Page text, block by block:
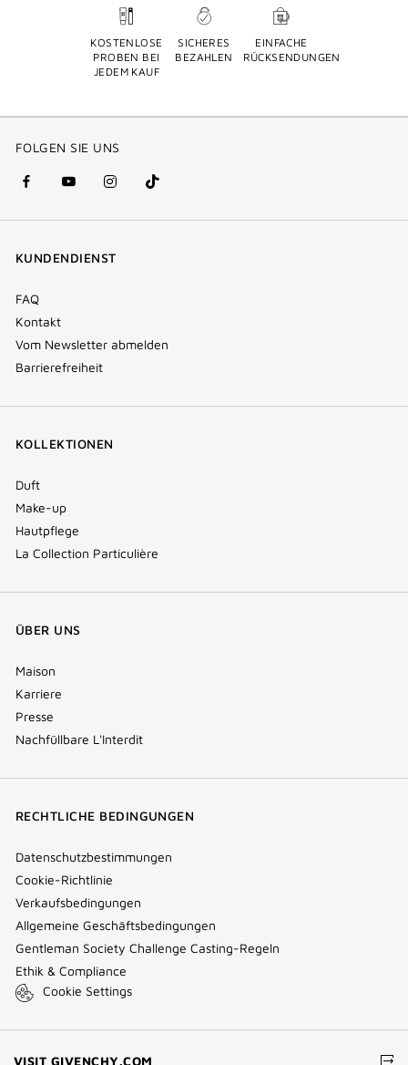
KOSTENLOSE
PROBEN BEI
JEDEM KAUF
SICHERES
BEZAHLEN
EINFACHE
RÜCKSENDUNGEN
FOLGEN SIE UNS
facebook
(new
youtube
(new
instagram
(new
Tik
Tok
KUNDENDIENST
FAQ
Kontakt
Vom Newsletter abmelden
Barrierefreiheit
KOLLEKTIONEN
Duft
Make-up
Hautpflege
La Collection Particulière
ÜBER UNS
Maison
Karriere
Presse
Nachfüllbare L'Interdit
RECHTLICHE BEDINGUNGEN
Datenschutzbestimmungen
Cookie-Richtlinie
Verkaufsbedingungen
Allgemeine Geschäftsbedingungen
Gentleman Society Challenge Casting-Regeln
Ethik & Compliance
Cookie Settings
VISIT GIVENCHY.COM